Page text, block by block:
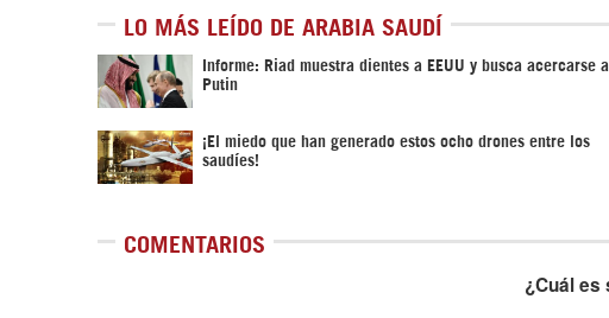
LO MÁS LEÍDO DE ARABIA SAUDÍ
Informe: Riad muestra dientes a EEUU y busca acercarse a
Putin
¡El miedo que han generado estos ocho drones entre los
saudíes!
COMENTARIOS